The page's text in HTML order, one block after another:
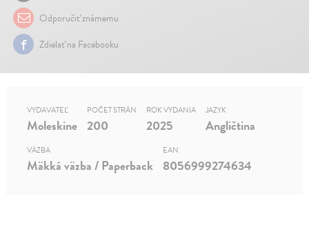
Odporučiť známemu
Zdielať na Facebooku
VYDAVATEĽ
Moleskine
POČET STRÁN
200
ROK VYDANIA
2025
JAZYK
Angličtina
VÄZBA
Mäkká väzba / Paperback
EAN
8056999274634